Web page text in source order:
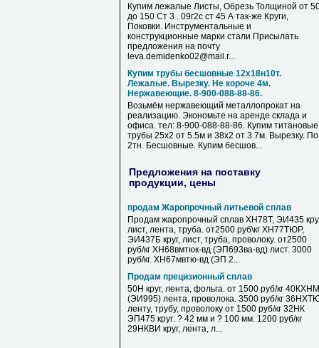
Купим лежалые Листы, Обрезь Толщиной от
до 150 Ст 3 . 09г2с ст 45 А так-же Круги,
Поковки. Инструментальные и
конструкционные марки стали Присылать
предложения на почту
leva.demidenko02@mail.r...
Купим трубы бесшовные 12х18н10т.
Лежалые. Вырезку. Не короче 4м.
Нержавеющие. 8-900-088-88-86.
Возьмём нержавеющий металлопрокат на
реализацию. Экономьте на аренде склада и
офиса. тел: 8-900-088-88-86. Купим титановые
трубы 25х2 от 5.5м и 38х2 от 3.7м. Вырезку. По
2тн. Бесшовные. Купим бесшов...
Предложения на поставку
продукции, цены
продам Жаропрочный литьевой сплав
Продам жаропрочный сплав ХН78Т, ЭИ435
лист, лента, труба. от2500 руб\кг ХН77ТЮР,
ЭИ437Б круг, лист, труба, проволоку. от2500
руб/кг ХН68вмтюк-вд (ЭП693ва-вд) лист. 3000
руб/кг. ХН67мвтю-вд (ЭП 2...
Продам прецизионный сплав
50Н круг, лента, фольга. от 1500 руб/кг 40КХНМ
(ЭИ995) лента, проволока. 3500 руб/кг
ленту, трубу, проволоку от 1500 руб/кг 32НК
ЭП475 круг: ? 42 мм и ? 100 мм. 1200 руб/кг
29НКВИ круг, лента, л...